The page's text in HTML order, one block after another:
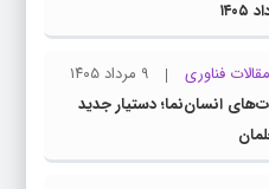
نخواهم داد و
مقالات فناوری
۹ مرداد ۱۴۰۵
انسان‌نما؛ دستیار جدید